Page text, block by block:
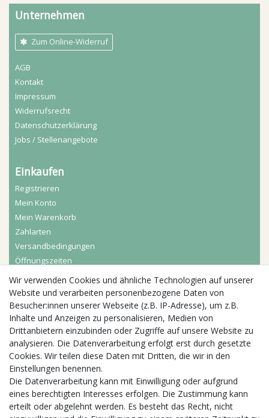
Unternehmen
Zum Online-Widerruf
AGB
Kontakt
Impressum
Widerrufs­recht
Daten­schutz­erklärung
Jobs / Stellenangebote
Einkaufen
Registrieren
Mein Konto
Mein Warenkorb
Zahlarten
Versandbedingungen
Öffnungszeiten
Aktuelles
Busgruppen
Kindergeburtstage
Kindergartenausflug
Schulklassenausflug
Zwillingsrabatt
Wir verwenden Cookies und ähnliche Technologien auf unserer
Website und verarbeiten personenbezogene Daten von
Besucher:innen unserer Webseite (z.B. IP-Adresse), um z.B.
Inhalte und Anzeigen zu personalisieren, Medien von
Drittanbietern einzubinden oder Zugriffe auf unsere Website zu
analysieren. Die Datenverarbeitung erfolgt erst durch gesetzte
Cookies. Wir teilen diese Daten mit Dritten, die wir in den
Einstellungen benennen.
Die Datenverarbeitung kann mit Einwilligung oder aufgrund
eines berechtigten Interesses erfolgen. Die Zustimmung kann
erteilt oder abgelehnt werden. Es besteht das Recht, nicht